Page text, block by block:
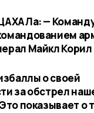
—
Майкл Корил
о своей
за обстрел
показывает о